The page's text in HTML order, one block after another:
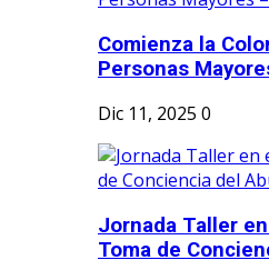
Comienza la
Personas
Dic 11, 2025 0
Jornada Taller
Toma de